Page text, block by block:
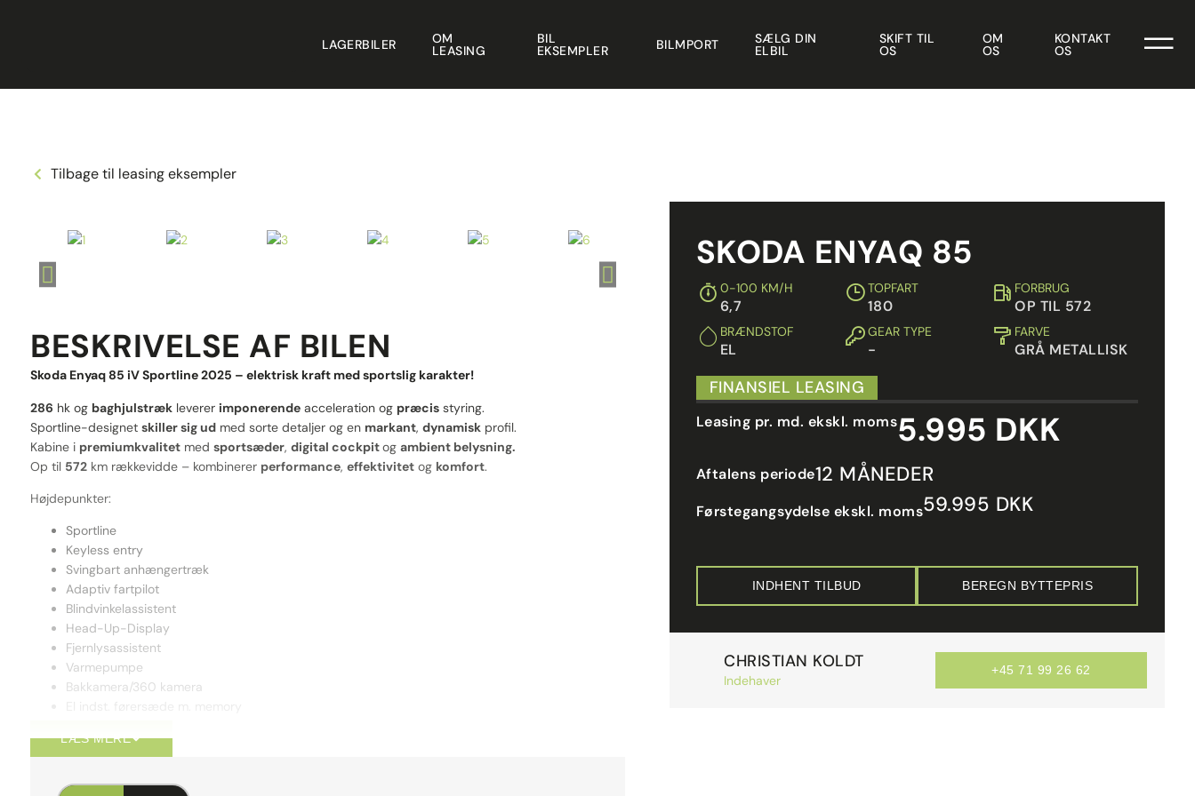
LAGERBILER OM
LEASING
BIL
EKSEMPLER BILMPORT SÆLG DIN
ELBIL
SKIFT TIL
OS
OM
OS
KONTAKT
OS
Tilbage til leasing eksempler
BESKRIVELSE AF BILEN
Skoda Enyaq 85 iV Sportline 2025 – elektrisk kraft med sportslig karakter!
286 hk og baghjulstræk leverer imponerende acceleration og præcis styring.
Sportline-designet skiller sig ud med sorte detaljer og en markant, dynamisk profil.
Kabine i premiumkvalitet med sportsæder, digital cockpitog ambient belysning.
Op til 572 km rækkevidde – kombinerer performance, effektivitet og komfort.
Højdepunkter:
Sportline
Keyless entry
Svingbart anhængertræk
Adaptiv fartpilot
Blindvinkelassistent
Head-Up-Display
Fjernlysassistent
Varmepumpe
Bakkamera/360 kamera
👉 Ren energi. Ren stil. Ren køreglæde.
Forbehold for trykfejl.
LÆS MERE
SKODA ENYAQ 85
0-100 KM/H
6,7
TOPFART
180
FORBRUG
OP TIL 572
BRÆNDSTOF
EL
GEAR TYPE
-
FARVE
GRÅ METALLISK
FINANSIEL LEASING
Leasing pr. md. ekskl. moms5.995 DKK
Aftalens periode12 MÅNEDER
Førstegangsydelse ekskl. moms59.995 DKK
INDHENT TILBUD BEREGN BYTTEPRIS
CHRISTIAN KOLDT
Indehaver
+45 71 99 26 62